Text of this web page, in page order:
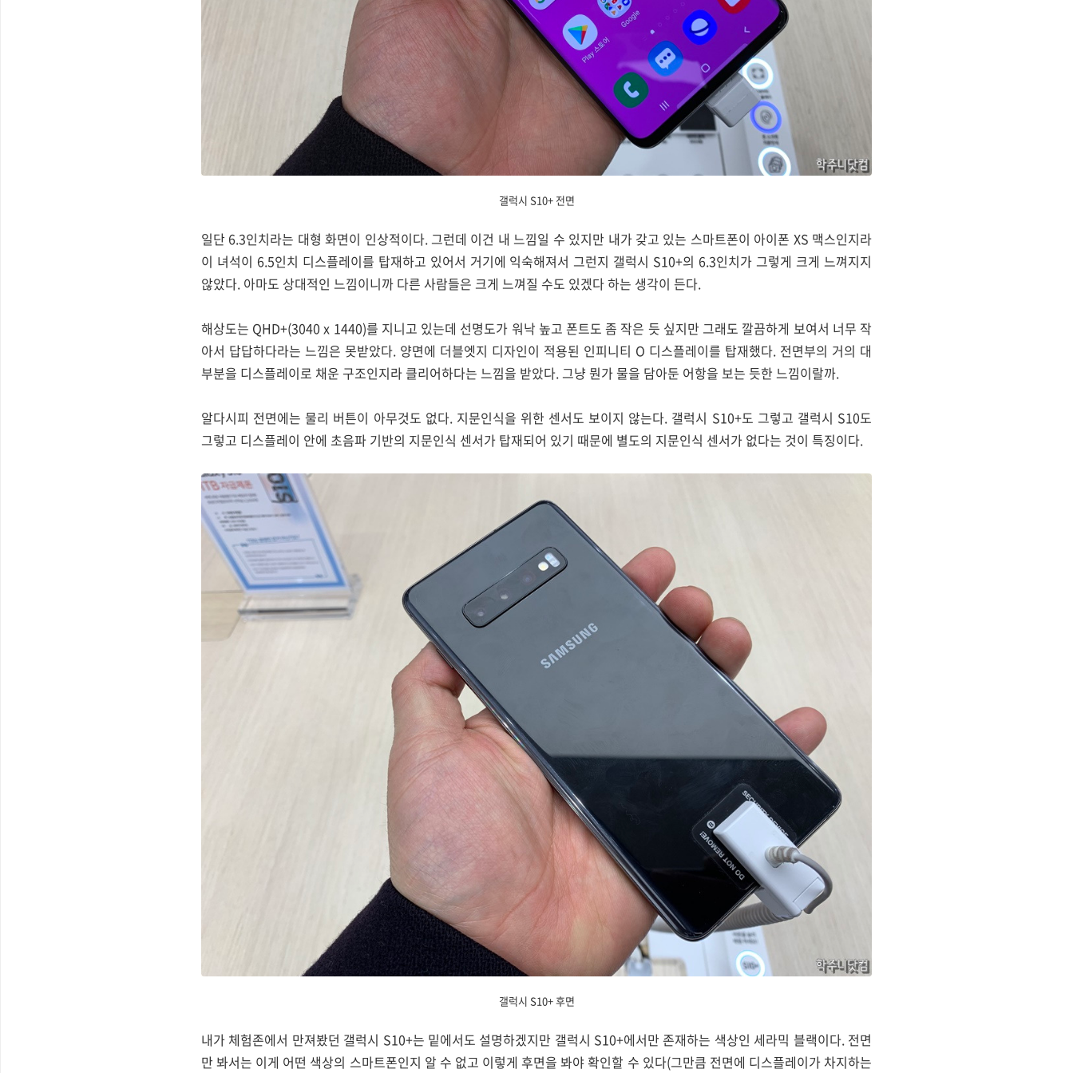
갤럭시 S10+ 전면
일단 6.3인치라는 대형 화면이 인상적이다. 그런데 이건 내 느낌일 수 있지만 내가 갖고 있는 스마트폰이 아이폰 XS 맥스인지라
이 녀석이 6.5인치 디스플레이를 탑재하고 있어서 거기에 익숙해져서 그런지 갤럭시 S10+의 6.3인치가 그렇게 크게 느껴지지
않았다. 아마도 상대적인 느낌이니까 다른 사람들은 크게 느껴질 수도 있겠다 하는 생각이 든다.
해상도는 QHD+(3040 x 1440)를 지니고 있는데 선명도가 워낙 높고 폰트도 좀 작은 듯 싶지만 그래도 깔끔하게 보여서 너무 작
아서 답답하다라는 느낌은 못받았다. 양면에 더블엣지 디자인이 적용된 인피니티 O 디스플레이를 탑재했다. 전면부의 거의 대
부분을 디스플레이로 채운 구조인지라 클리어하다는 느낌을 받았다. 그냥 뭔가 물을 담아둔 어항을 보는 듯한 느낌이랄까.
알다시피 전면에는 물리 버튼이 아무것도 없다. 지문인식을 위한 센서도 보이지 않는다. 갤럭시 S10+도 그렇고 갤럭시 S10도
그렇고 디스플레이 안에 초음파 기반의 지문인식 센서가 탑재되어 있기 때문에 별도의 지문인식 센서가 없다는 것이 특징이다.
갤럭시 S10+ 후면
내가 체험존에서 만져봤던 갤럭시 S10+는 밑에서도 설명하겠지만 갤럭시 S10+에서만 존재하는 색상인 세라믹 블랙이다. 전면
만 봐서는 이게 어떤 색상의 스마트폰인지 알 수 없고 이렇게 후면을 봐야 확인할 수 있다(그만큼 전면에 디스플레이가 차지하는